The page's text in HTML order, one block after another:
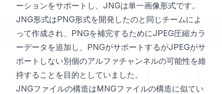
ーションをサポートし、JNGは単一画像形式です。
JNG形式はPNG形式を開発したのと同じチームによ
って作成され、PNGを補完するためにJPEG圧縮カラ
ーデータを追加し、PNGがサポートするがJPEGがサ
ポートしない別個のアルファチャンネルの可能性を維
持することを目的としていました。
JNGファイルの構造はMNGファイルの構造に似てい